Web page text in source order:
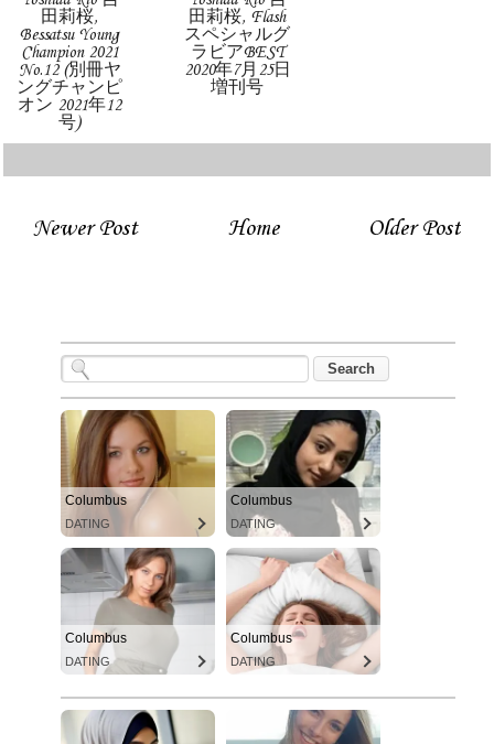
田莉桜,
Bessatsu Young
Champion 2021
No.12 (別冊ヤ
ングチャンピ
オン 2021年12
号)
田莉桜, Flash
スペシャルグ
ラビアBEST
2020年7月25日
増刊号
Newer Post Older Post
Home
Columbus
DATING
Columbus
DATING
Columbus
DATING
Columbus
DATING